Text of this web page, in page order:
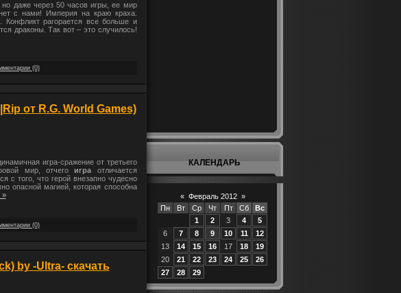
но даже через 50 часов игры, ее мир
с нами! Империя на краю краха.
Конфликт рагорается все больше и
драконы. Так вот – это случилось!
(0)
от R.G. World Games)
игра-сражение от третьего
мир, отчегоигра отличается
с того, что герой внезапно чудесно
опасной магией, которая способна
»
(0)
by -Ultra- скачать
КАЛЕНДАРЬ
« Февраль 2012 »
Пн
Вт Ср Чт Пт Сб
Вс
1
2 3 4
5
6
7 8 9 10 11
12
13
14 15 16 17 18
19
20
21 22 23 24 25
26
27
28 29